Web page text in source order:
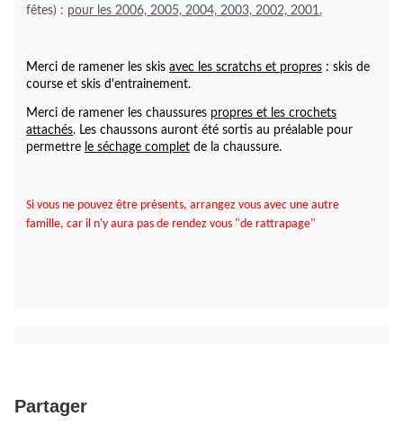
fêtes) : pour les 2006, 2005, 2004, 2003, 2002, 2001 .
Merci de ramener les skis avec les scratchs et propres : skis de
course et skis d'entrainement.
Merci de ramener les chaussures propres et les crochets
attachés. Les chaussons auront été sortis au préalable pour
permettre le séchage complet de la chaussure.
Si vous ne pouvez être présents, arrangez vous avec une autre
famille, car il n'y aura pas de rendez vous "de rattrapage"
Partager